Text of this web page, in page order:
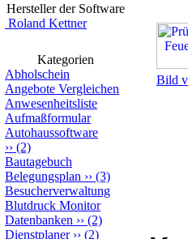
Hersteller der Software
Roland Kettner
Kategorien
Abholschein
Angebote Vergleichen
Anwesenheitsliste
Aufmaßformular
Autohaussoftware
›› (2)
Bautagebuch
Belegungsplan ›› (3)
Besucherverwaltung
Blutdruck Monitor
Datenbanken ›› (2)
Dienstplaner›› (2)
Bild